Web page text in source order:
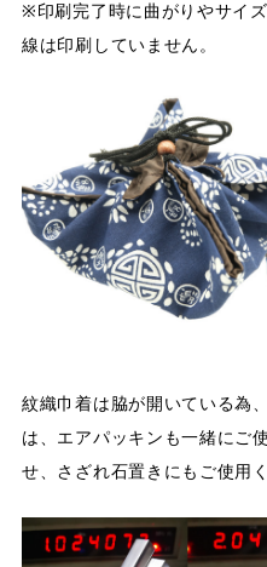
※印刷完了時に曲がりやサイ
線は印刷していません。
紋織巾着は脇が開いている為
は、エアパッキンも一緒にご
せ、さざれ石置きにもご使用